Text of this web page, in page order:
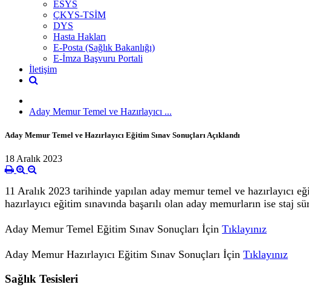
ESYS
ÇKYS-TSİM
DYS
Hasta Hakları
E-Posta (Sağlık Bakanlığı)
E-İmza Başvuru Portali
İletişim
Aday Memur Temel ve Hazırlayıcı ...
Aday Memur Temel ve Hazırlayıcı Eğitim Sınav Sonuçları Açıklandı
18 Aralık 2023
11 Aralık 2023 tarihinde yapılan aday memur temel ve hazırlayıcı
hazırlayıcı eğitim sınavında başarılı olan aday memurların ise staj
Aday Memur Temel Eğitim Sınav Sonuçları İçin Tıklayınız
Aday Memur Hazırlayıcı Eğitim Sınav Sonuçları İçin Tıklayınız
Sağlık Tesisleri